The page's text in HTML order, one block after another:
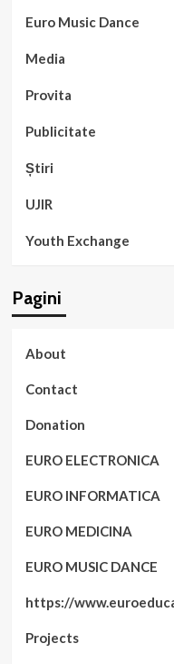
Euro Music Dance
Media
Provita
Publicitate
Știri
UJIR
Youth Exchange
Pagini
About
Contact
Donation
EURO ELECTRONICA
EURO INFORMATICA
EURO MEDICINA
EURO MUSIC DANCE
https://
Projects